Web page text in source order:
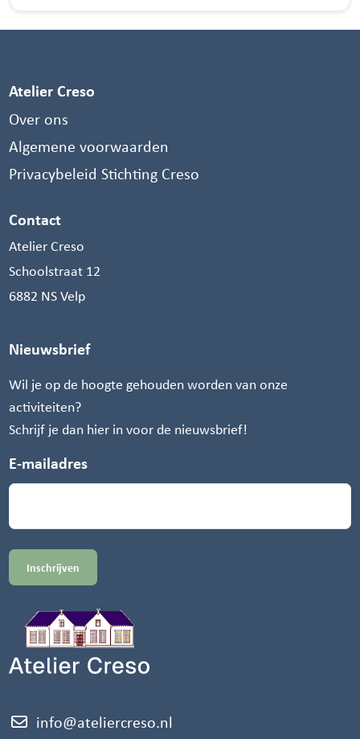
Atelier Creso
Over ons
Algemene voorwaarden
Privacybeleid Stichting Creso
Contact
Atelier Creso
Schoolstraat 12
6882 NS Velp
Nieuwsbrief
Wil je op de hoogte gehouden worden van onze
activiteiten?
Schrijf je dan hier in voor de nieuwsbrief!
E-mailadres
info@ateliercreso.nl